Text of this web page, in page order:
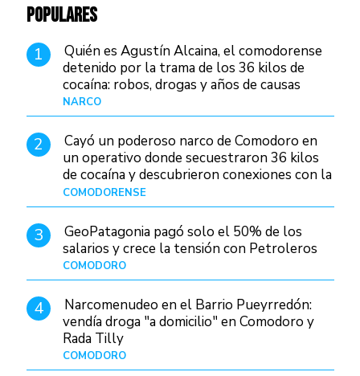
POPULARES
1
Quién es Agustín Alcaina, el comodorense
detenido por la trama de los 36 kilos de
cocaína: robos, drogas y años de causas
judiciales
NARCO
2
Cayó un poderoso narco de Comodoro en
un operativo donde secuestraron 36 kilos
de cocaína y descubrieron conexiones con la
Patagonia
COMODORENSE
3
GeoPatagonia pagó solo el 50% de los
salarios y crece la tensión con Petroleros
COMODORO
4
Narcomenudeo en el Barrio Pueyrredón:
vendía droga "a domicilio" en Comodoro y
Rada Tilly
COMODORO